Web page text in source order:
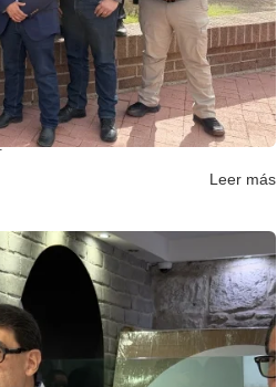
nueva ent...
el acopio de víveres y suministros,
Leer más